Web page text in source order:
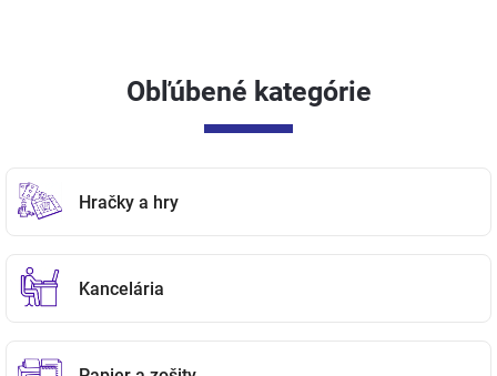
Obľúbené kategórie
Hračky a hry
Kancelária